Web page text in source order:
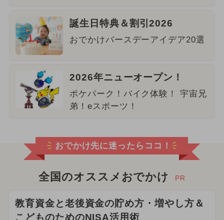
誕生日特典＆割引2026
おでかけバースデーアイデア20選
2026年ニューオープン！
ポケパーク！バイク体験！ 宇宙兄
弟！eスポーツ！
おでかけ先に迷ったらココ！
全国のオススメおでかけ PR
教育資金と老後資金の貯め方・増やし方＆
こどものためのNISA活用術